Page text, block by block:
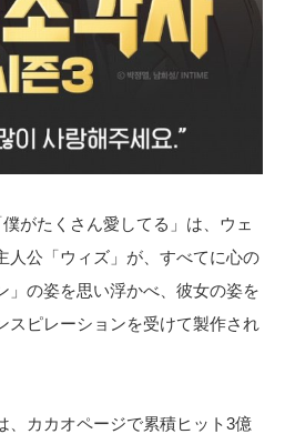
がたくさん愛してる」は、ウェ
人公「ウィズ」が、すべてに心の
」の姿を思い浮かべ、彼女の姿を
スピレーションを受けて製作され
、カカオページで累積ヒット3億